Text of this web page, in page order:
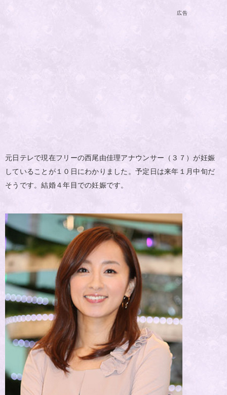
広告
元日テレで現在フリーの西尾由佳理アナウンサー（３７）が妊娠
していることが１０日にわかりました。予定日は来年１月中旬だ
そうです。結婚４年目での妊娠です。